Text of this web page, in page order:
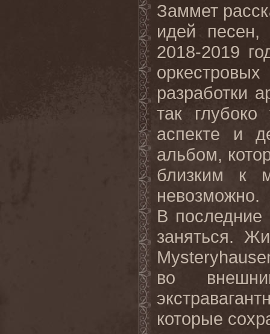
Заммет
идей
2018-2019
разработки
так
аспекте и
альбом,
близким к
В
заняться.
во
которые